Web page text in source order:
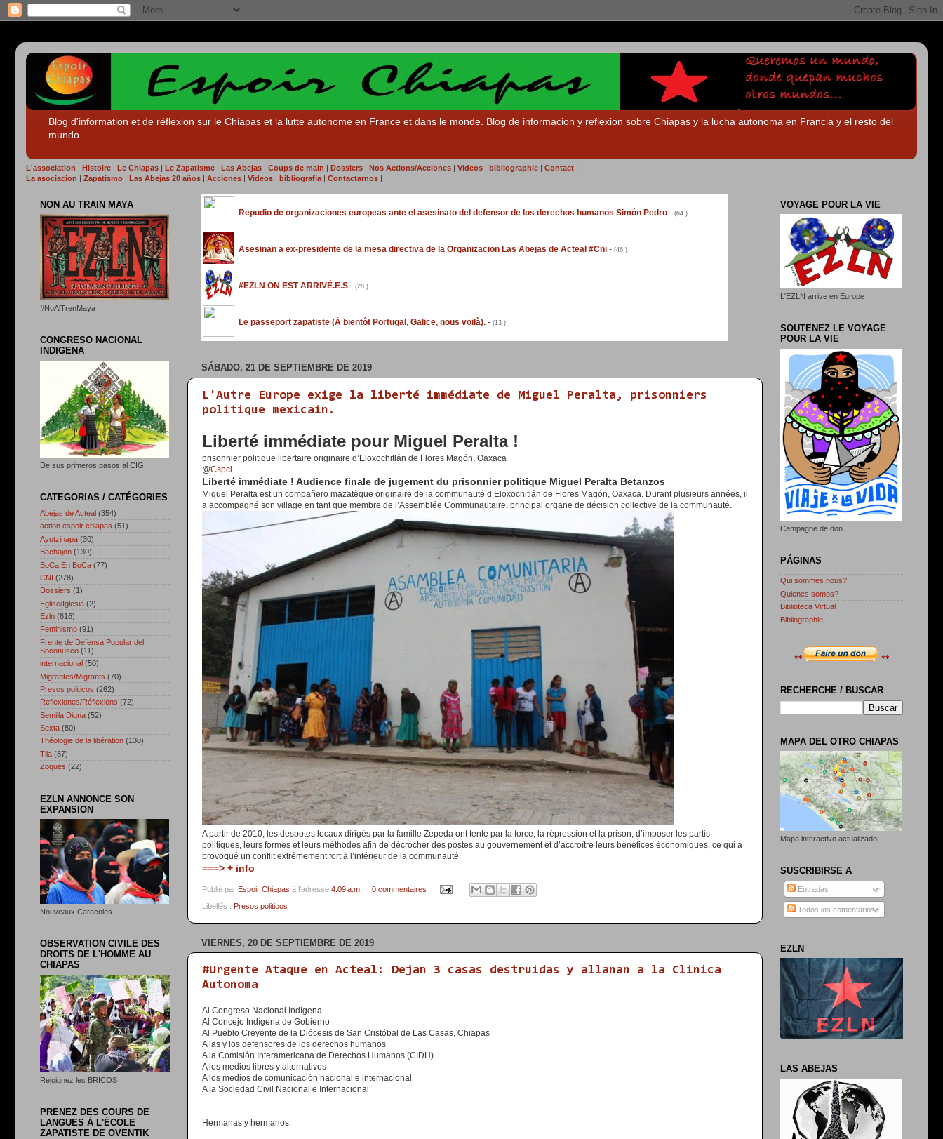
Blog d'information et de réflexion sur le Chiapas et la lutte autonome en France et dans le monde. Blog de informacion y reflexion sobre Chiapas y la lucha autonoma en Francia y el resto del
mundo.
L'association Histoire Le Chiapas Le Zapatisme Las Abejas Coups de main Dossiers Nos Actions/Acciones Videos bibliographie Contact
La asociacion
Zapatismo Las Abejas 20 años Acciones Videos bibliografia| Contactarnos
Repudio de organizaciones europeas ante el asesinato del defensor de los derechos humanos Simón Pedro - (64 )
Asesinan a ex-presidente de la mesa directiva de la Organizacion Las Abejas de Acteal #Cni - (46 )
#EZLN ON EST ARRIVÉ.E.S - (28 )
Le passeport zapatiste (À bientôt Portugal, Galice, nous voilà). - (13 )
SÁBADO, 21 DE SEPTIEMBRE DE 2019
L'Autre Europe exige la liberté immédiate de Miguel Peralta, prisonniers
politique mexicain.
Liberté immédiate pour Miguel Peralta !
prisonnier politique libertaire originaire d’Eloxochitlán de Flores Magón, Oaxaca
@Cspcl
Liberté immédiate ! Audience finale de jugement du prisonnier politique Miguel Peralta Betanzos
Miguel Peralta est un compañero mazatèque originaire de la communauté d’Eloxochitlán de Flores Magón, Oaxaca. Durant plusieurs années, il
a accompagné son village en tant que membre de l’Assemblée Communautaire, principal organe de décision collective de la communauté.
A partir de 2010, les despotes locaux dirigés par la famille Zepeda ont tenté par la force, la répression et la prison, d’imposer les partis
politiques, leurs formes et leurs méthodes afin de décrocher des postes au gouvernement et d’accroître leurs bénéfices économiques, ce qui a
provoqué un conflit extrêmement fort à l’intérieur de la communauté.
===> + info
Publié par Espoir Chiapas à l'adresse 4:09 a.m. 0 commentaires
Libellés : Presos politicos
VIERNES, 20 DE SEPTIEMBRE DE 2019
#Urgente Ataque en Acteal: Dejan 3 casas destruidas y allanan a la Clinica
Autonoma
Al Congreso Nacional Indígena
Al Concejo Indígena de Gobierno
Al Pueblo Creyente de la Diócesis de San Cristóbal de Las Casas, Chiapas
A las y los defensores de los derechos humanos
A la Comisión Interamericana de Derechos Humanos (CIDH)
A los medios libres y alternativos
A los medios de comunicación nacional e internacional
A la Sociedad Civil Nacional e Internacional
Hermanas y hermanos:
NON AU TRAIN MAYA
#NoAlTrenMaya
CONGRESO NACIONAL
INDIGENA
De sus primeros pasos al CIG
CATEGORIAS / CATÉGORIES
Abejas de Acteal (354)
action espoir chiapas (51)
Ayotzinapa (30)
Bachajon (130)
BoCa En BoCa (77)
CNI (278)
Dossiers (1)
Eglise/Iglesia (2)
Ezln (616)
Feminismo (91)
Frente de Defensa Popular del
Soconusco (11)
internacional (50)
Migrantes/Migrants (70)
Presos politicos (262)
Reflexiones/Réflexions (72)
Semilla Digna (52)
Sexta (80)
Théologie de la libération (130)
Tila (87)
Zoques (22)
EZLN ANNONCE SON
EXPANSION
Nouveaux Caracoles
OBSERVATION CIVILE DES
DROITS DE L'HOMME AU
CHIAPAS
Rejoignez les BRICOS
PRENEZ DES COURS DE
LANGUES À L'ÉCOLE
ZAPATISTE DE OVENTIK
VOYAGE POUR LA VIE
L'EZLN arrive en Europe
SOUTENEZ LE VOYAGE
POUR LA VIE
Campagne de don
PÁGINAS
Qui sommes nous?
Quienes somos?
Biblioteca Virtual
Bibliographie
** **
RECHERCHE / BUSCAR
MAPA DEL OTRO CHIAPAS
Mapa interactivo actualizado
SUSCRIBIRSE A
Entradas
Todos los comentarios
EZLN
LAS ABEJAS